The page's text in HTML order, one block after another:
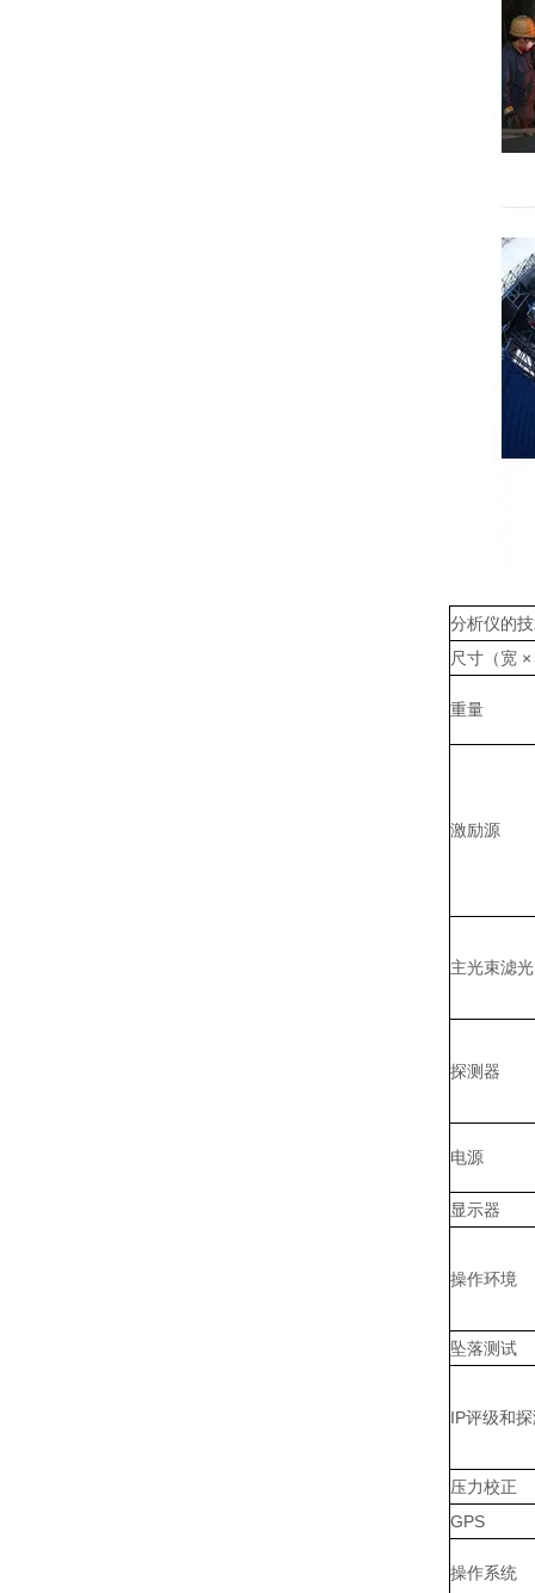
分析仪的
尺寸（宽
重量
激励源
主光束滤
探测器
电源
显示器
操作环境
坠落测试
IP评级和
压力校正
GPS
操作系统